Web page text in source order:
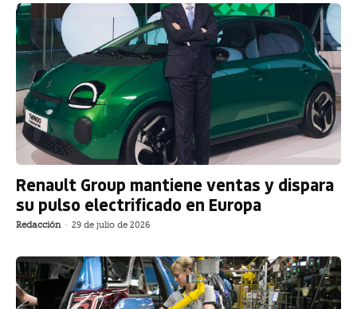
Renault Group mantiene ventas y dispara
su pulso electrificado en Europa
Redacción - 29 de julio de 2026